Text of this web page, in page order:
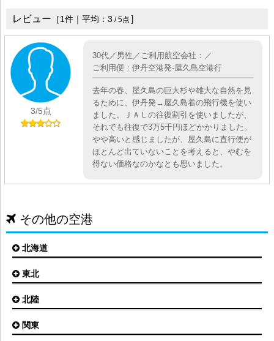
レビュー ［1件｜平均： 3 /5点 ］
3/5点
30代／男性／ご利用航空会社：／
ご利用便：伊丹空港発-屋久島空港行
去年の春、屋久島の巨大杉や雄大な自然を見
るために、伊丹発→屋久島着の飛行機を使い
ました。ＪＡＬの往復割引を使いましたが、
それでも往復で3万5千円ほどかかりました。
やや高いと感じましたが、屋久島に直行便が
ほとんど出ていないことを考えると、やむを
得ない価格なのかなとも思いました。
その他の空港
北海道
札幌(新千歳)空港
旭川空港
オホーツク紋別空港
東北
仙台空港
青森空港
北陸
小松空港
関東